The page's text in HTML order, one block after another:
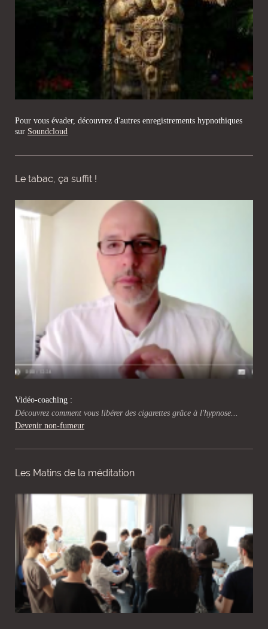
Pour vous évader, découvrez d'autres enregistrements hypnothiques
sur Soundcloud
Le tabac, ça suffit !
Vidéo-coaching :
Découvrez comment vous libérer des cigarettes grâce à l'hypnose...
Devenir non-fumeur
Les Matins de la méditation